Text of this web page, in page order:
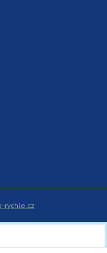
rychle.cz